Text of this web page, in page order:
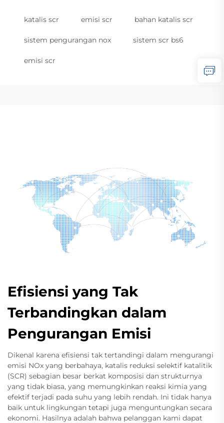
katalis scr emisi scr bahan katalis scr
sistem pengurangan nox sistem scr bs6
emisi scr
Efisiensi yang Tak
Terbandingkan dalam
Pengurangan Emisi
Dikenal karena efisiensi tak tertandingi dalam mengurangi
emisi NOx yang berbahaya, katalis reduksi selektif katalitik
(SCR) sebagian besar berkat komposisi dan strukturnya
yang tidak biasa, yang memungkinkan reaksi kimia yang
efektif terjadi pada suhu yang lebih rendah. Ini tidak hanya
baik untuk lingkungan tetapi juga menguntungkan secara
ekonomi. Hasilnya adalah bahwa pelanggan kami dapat